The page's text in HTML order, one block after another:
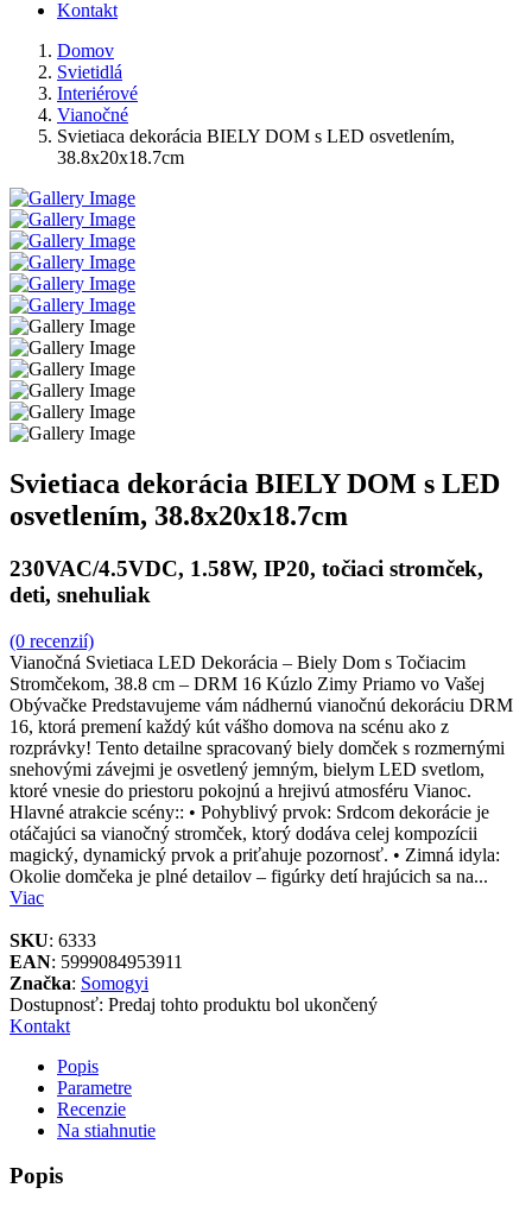
Kontakt
Domov
Svietidlá
Interiérové
Vianočné
Svietiaca dekorácia BIELY DOM s LED osvetlením,
38.8x20x18.7cm
Svietiaca dekorácia BIELY DOM s LED
osvetlením, 38.8x20x18.7cm
230VAC/4.5VDC, 1.58W, IP20, točiaci stromček,
deti, snehuliak
(0 recenzií)
Vianočná Svietiaca LED Dekorácia – Biely Dom s Točiacim
Stromčekom, 38.8 cm – DRM 16 Kúzlo Zimy Priamo vo Vašej
Obývačke Predstavujeme vám nádhernú vianočnú dekoráciu DRM
16, ktorá premení každý kút vášho domova na scénu ako z
rozprávky! Tento detailne spracovaný biely domček s rozmernými
snehovými závejmi je osvetlený jemným, bielym LED svetlom,
ktoré vnesie do priestoru pokojnú a hrejivú atmosféru Vianoc.
Hlavné atrakcie scény:: • Pohyblivý prvok: Srdcom dekorácie je
otáčajúci sa vianočný stromček, ktorý dodáva celej kompozícii
magický, dynamický prvok a priťahuje pozornosť. • Zimná idyla:
Okolie domčeka je plné detailov – figúrky detí hrajúcich sa na...
Viac
SKU: 6333
EAN: 5999084953911
Značka: Somogyi
Dostupnosť: Predaj tohto produktu bol ukončený
Kontakt
Popis
Parametre
Recenzie
Na stiahnutie
Popis